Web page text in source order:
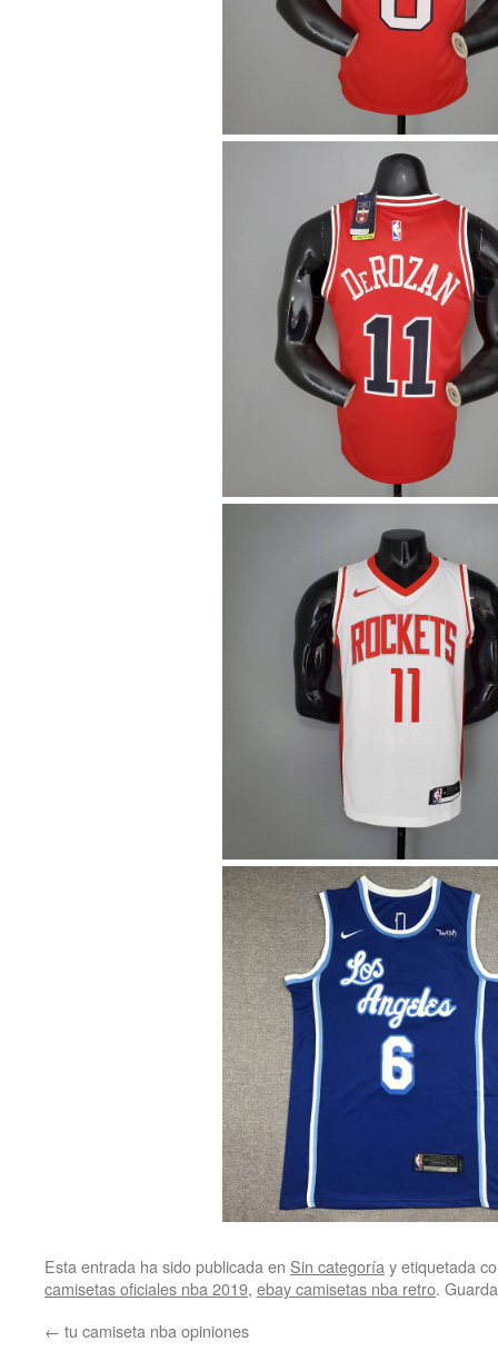
Esta entrada ha sido publicada en Sin categoría y etiquetada
camisetas oficiales nba 2019, ebay camisetas nba retro.
← tu camiseta nba opiniones